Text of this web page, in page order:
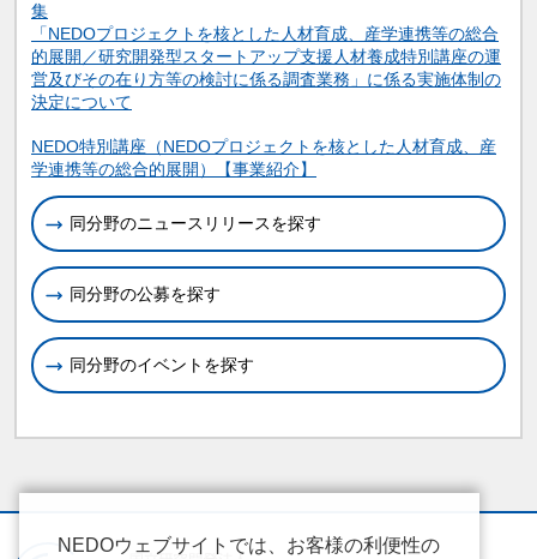
集
「NEDOプロジェクトを核とした人材育成、産学連携等の総合
的展開／研究開発型スタートアップ支援人材養成特別講座の運
営及びその在り方等の検討に係る調査業務」に係る実施体制の
決定について
関連情報
NEDO特別講座（NEDOプロジェクトを核とした人材育成、産
学連携等の総合的展開）【事業紹介】
同分野のニュースリリースを探す
同分野の公募を探す
同分野のイベントを探す
NEDOウェブサイトでは、お客様の利便性の